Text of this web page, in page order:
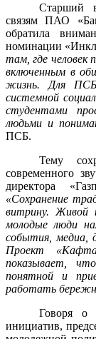
Старший
связям ПАО
обратила
номинации
там, где
включенным в
жизнь. Для
системной
студентами
людьми и
ПСБ.
Тему
современного
директора
«Сохранение
витрину. Живой
молодые люди
события, медиа,
Проект
показывает,
понятной и
работать
Говоря о
инициатив,